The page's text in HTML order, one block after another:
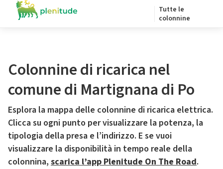
Tutte le
colonnine
Colonnine di ricarica nel
comune di Martignana di Po
Esplora la mappa delle colonnine di ricarica elettrica.
Clicca su ogni punto per visualizzare la potenza, la
tipologia della presa e l’indirizzo. E se vuoi
visualizzare la disponibilità in tempo reale della
colonnina, scarica l’app Plenitude On The Road.